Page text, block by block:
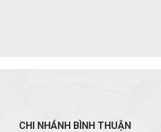
CHI NHÁNH BÌNH THUẬN